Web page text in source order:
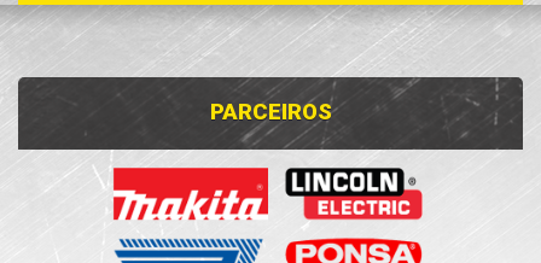
PARCEIROS